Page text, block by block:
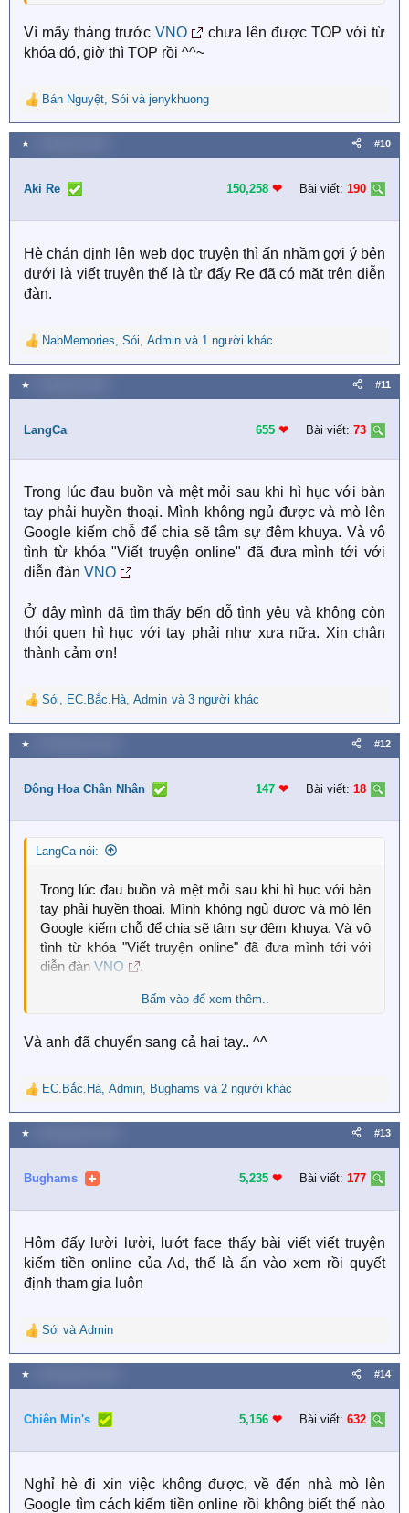
Vì mấy tháng trướcVNO
chưa lên được TOP với từ
khóa đó, giờ thì TOP rồi ^^~
R
e
a
c
i
n
:
Bán Nguyệt Sói và jenykhuong
★ #10
Aki Re 150,258 ❤︎ Bài viết: 190
Hè chán định lên web đọc truyện thì ấn nhầm gợi ý bên
dưới là viết truyện thế là từ đấy Re đã có mặt trên diễn
đàn.
R
e
a
c
i
n
NabMemories Sói Admin và 1 người khác
★ #11
LangCa 655 ❤︎ Bài viết: 73
Trong lúc đau buồn và mệt mỏi sau khi hì hục với bàn
tay phải huyền thoại. Mình không ngủ được và mò lên
Google kiếm chỗ để chia sẽ tâm sự đêm khuya. Và vô
tình từ khóa "Viết truyện online" đã đưa mình tới với
diễn đàn VNO
Ở đây mình đã tìm thấy bến đỗ tình yêu và không còn
thói quen hì hục với tay phải như xưa nữa. Xin chân
thành cảm ơn!
R
e
a
c
i
n
s
Sói EC.Bắc.Hà Admin và 3 người khác
★ #12
Đông Hoa Chân Nhân 147 ❤︎ Bài viết: 18
LangCa nói:
Trong lúc đau buồn và mệt mỏi sau khi hì hục với bàn
tay phải huyền thoại. Mình không ngủ được và mò lên
Google kiếm chỗ để chia sẽ tâm sự đêm khuya. Và vô
tình từ khóa "Viết truyện online" đã đưa mình tới với
diễn đàn VNO .
Ở đây mình đã tìm thấy bến đỗ tình yêu và không còn
thành cảm ơn!
Bấm vào để xem thêm..
Và anh đã chuyển sang cả hai tay.. ^^
R
e
a
c
i
n
:
EC.Bắc.Hà Admin Bughams và 2 người khác
★ #13
Bughams 5,235 ❤︎ Bài viết: 177
Hôm đấy lười lười, lướt face thấy bài viết viết truyện
kiếm tiền online của Ad, thế là ấn vào xem rồi quyết
định tham gia luôn
R
e
a
c
i
n
:
Sói và Admin
★ #14
Chiên Min's 5,156 ❤︎ Bài viết: 632
Nghỉ hè đi xin việc không được, về đến nhà mò lên
Google tìm cách kiếm tiền online rồi không biết thế nào